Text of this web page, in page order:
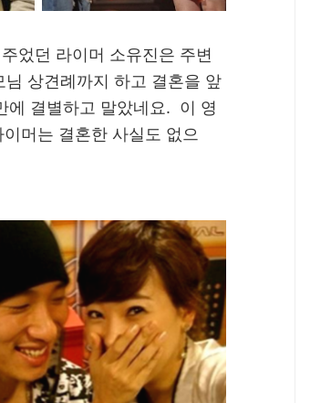
었던 라이머 소유진은 주변
상견례까지 하고 결혼을 앞
에 결별하고 말았네요. 이 영
머는 결혼한 사실도 없으